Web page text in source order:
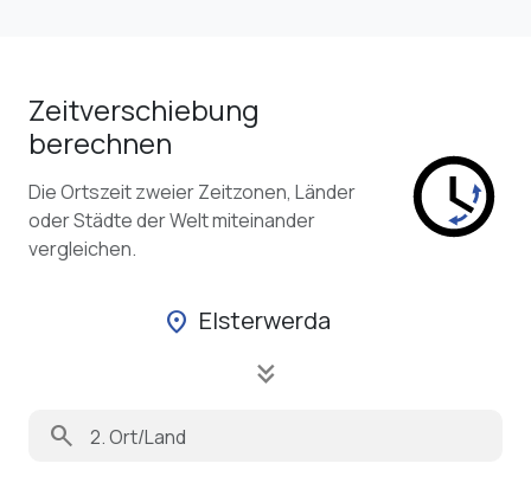
Zeitverschiebung
berechnen
Die Ortszeit zweier Zeitzonen, Länder
oder Städte der Welt miteinander
vergleichen.
location_on Elsterwerda
keyboard_double_arrow_down
search